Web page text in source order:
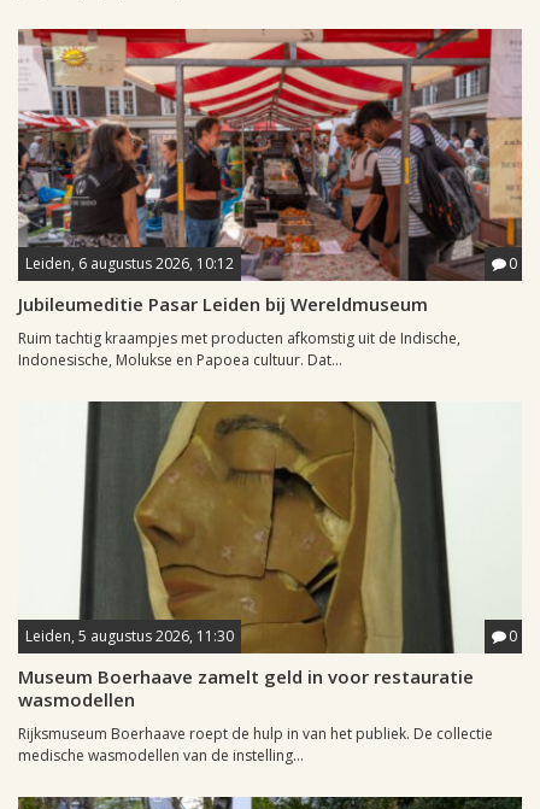
Leiden, 6 augustus 2026, 10:12 0
Jubileumeditie Pasar Leiden bij Wereldmuseum
Ruim tachtig kraampjes met producten afkomstig uit de Indische,
Indonesische, Molukse en Papoea cultuur. Dat...
Leiden, 5 augustus 2026, 11:30 0
Museum Boerhaave zamelt geld in voor restauratie
wasmodellen
Rijksmuseum Boerhaave roept de hulp in van het publiek. De collectie
medische wasmodellen van de instelling...